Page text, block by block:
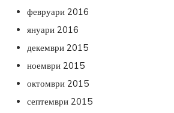
февруари 2016
януари 2016
декември 2015
ноември 2015
октомври 2015
септември 2015